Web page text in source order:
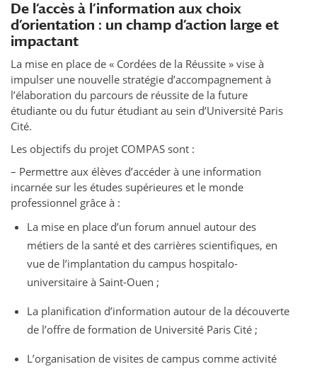
De l’accès à l’information aux choix
d’orientation : un champ d’action large et
impactant
La mise en place de « Cordées de la Réussite » vise à
impulser une nouvelle stratégie d’accompagnement à
l’élaboration du parcours de réussite de la future
étudiante ou du futur étudiant au sein d’Université Paris
Cité.
Les objectifs du projet COMPAS sont :
– Permettre aux élèves d’accéder à une information
incarnée sur les études supérieures et le monde
professionnel grâce à :
La mise en place d’un forum annuel autour des
métiers de la santé et des carrières scientifiques, en
vue de l’implantation du campus hospitalo-
universitaire à Saint-Ouen ;
La planification d’information autour de la découverte
de l’offre de formation de Université Paris Cité ;
L’organisation de visites de campus comme activité